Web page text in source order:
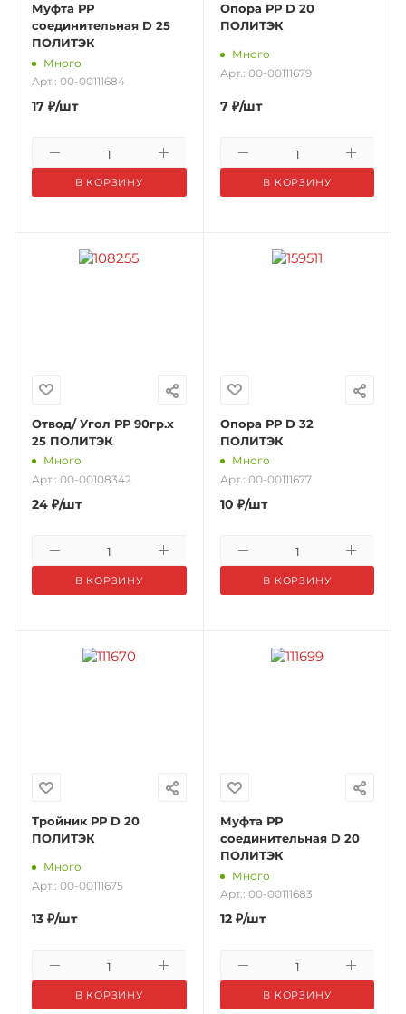
Муфта РР
соединительная D 25
ПОЛИТЭК
Много
Арт.: 00-00111684
17 ₽/шт
В КОРЗИНУ
Опора РР D 20
ПОЛИТЭК
Много
Арт.: 00-00111679
7₽/шт
В КОРЗИНУ
Отвод/ Угол РР 90гр.х
25 ПОЛИТЭК
Много
Арт.: 00-00108342
24 ₽/шт
В КОРЗИНУ
Опора РР D 32
ПОЛИТЭК
Много
Арт.: 00-00111677
10 ₽/шт
В КОРЗИНУ
Тройник РР D 20
ПОЛИТЭК
Много
Арт.: 00-00111675
13 ₽/шт
В КОРЗИНУ
Муфта РР
соединительная D 20
ПОЛИТЭК
Много
Арт.: 00-00111683
12₽/шт
В КОРЗИНУ